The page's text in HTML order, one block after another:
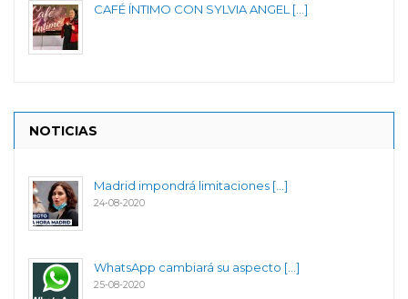
CAFÉ ÍNTIMO CON SYLVIA ANGEL [...]
NOTICIAS
Madrid impondrá limitaciones [...]
24-08-2020
WhatsApp cambiará su aspecto [...]
25-08-2020